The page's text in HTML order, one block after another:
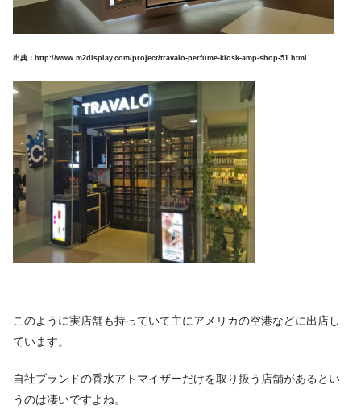
出典：http://www.m2display.com/project/travalo-perfume-kiosk-amp-shop-51.html
このように実店舗も持っていて主にアメリカの空港などに出店し
ています。
自社ブランドの香水アトマイザーだけを取り扱う店舗があるとい
うのは凄いですよね。